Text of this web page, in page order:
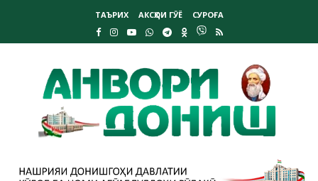
ТАЪРИХ АКСҲОИ ГӮЁ СУРОҒА